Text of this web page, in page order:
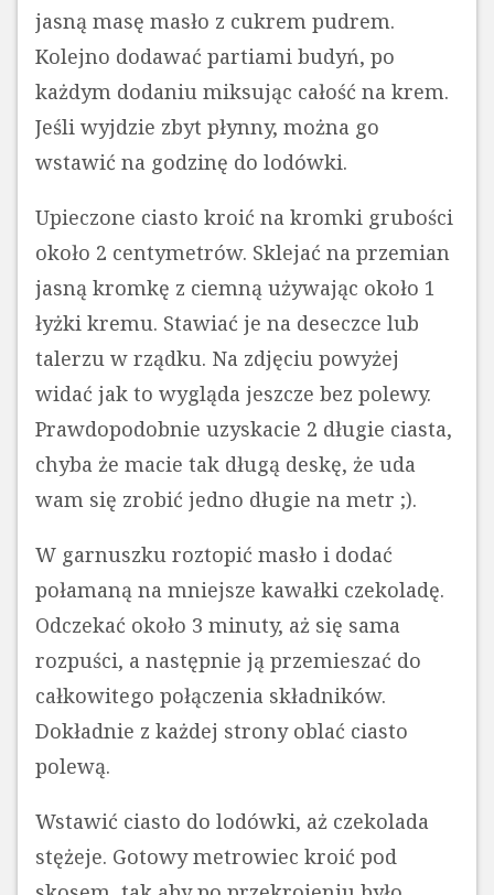
jasną masę masło z cukrem pudrem.
Kolejno dodawać partiami budyń, po
każdym dodaniu miksując całość na krem.
Jeśli wyjdzie zbyt płynny, można go
wstawić na godzinę do lodówki.
Upieczone ciasto kroić na kromki grubości
około 2 centymetrów. Sklejać na przemian
jasną kromkę z ciemną używając około 1
łyżki kremu. Stawiać je na deseczce lub
talerzu w rządku. Na zdjęciu powyżej
widać jak to wygląda jeszcze bez polewy.
Prawdopodobnie uzyskacie 2 długie ciasta,
chyba że macie tak długą deskę, że uda
wam się zrobić jedno długie na metr ;).
W garnuszku roztopić masło i dodać
połamaną na mniejsze kawałki czekoladę.
Odczekać około 3 minuty, aż się sama
rozpuści, a następnie ją przemieszać do
całkowitego połączenia składników.
Dokładnie z każdej strony oblać ciasto
polewą.
Wstawić ciasto do lodówki, aż czekolada
stężeje. Gotowy metrowiec kroić pod